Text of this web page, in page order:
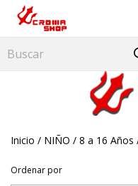
Inicio / NIÑO / 8 a 16 Años
Ordenar por